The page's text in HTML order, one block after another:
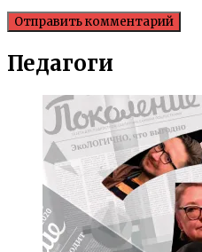
Педагоги